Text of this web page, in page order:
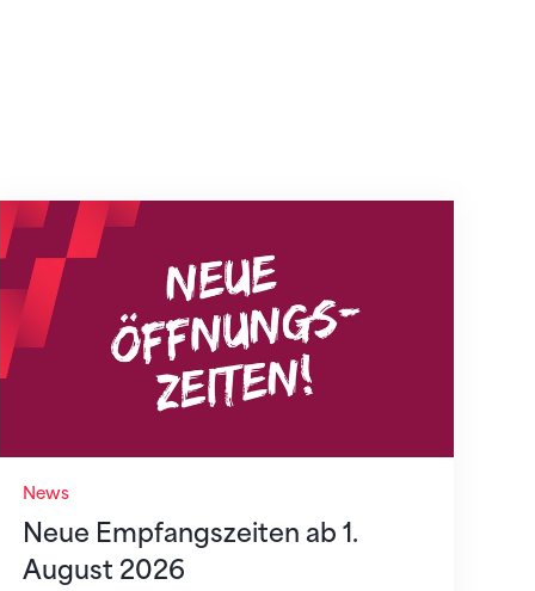
News
Neue Empfangszeiten ab 1.
August 2026
Neue Empfangszeiten ab 1. August 2026